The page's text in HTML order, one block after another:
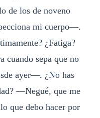
de los de noveno
mi cuerpo—.
¿Fatiga?
cuando sepa que no
ayer—. ¿No has
—Negué, que me
que debo hacer por